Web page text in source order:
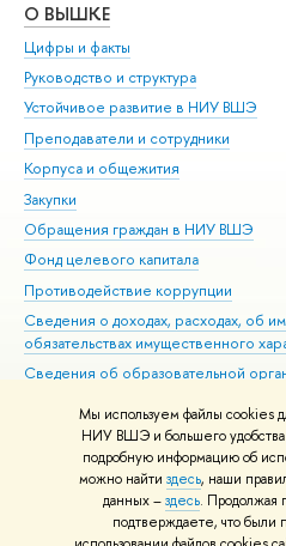
Мы используем файлы cookies
НИУ ВШЭ и большего удобства
подробную информацию об
можно найти здесь, наши
данных –здесь. Продолжая
подтверждаете, что были
О ВЫШКЕ
Цифры и факты
Руководство и структура
Устойчивое развитие в НИУ ВШЭ
Преподаватели и сотрудники
Корпуса и общежития
Закупки
Обращения граждан в НИУ ВШЭ
Фонд целевого капитала
Противодействие коррупции
Сведения о доходах, расходах, об
обязательствах имущественного
Сведения об образовательной
Людям с ограниченными
Единая платежная страница
Работа в Вышке